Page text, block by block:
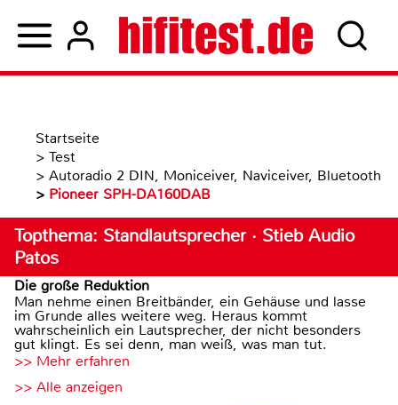
Startseite
> Test
> Autoradio 2 DIN, Moniceiver, Naviceiver, Bluetooth
> Pioneer SPH-DA160DAB
Topthema: Standlautsprecher · Stieb Audio
Patos
Die große Reduktion
Man nehme einen Breitbänder, ein Gehäuse und lasse
im Grunde alles weitere weg. Heraus kommt
wahrscheinlich ein Lautsprecher, der nicht besonders
gut klingt. Es sei denn, man weiß, was man tut.
>> Mehr erfahren
>> Alle anzeigen